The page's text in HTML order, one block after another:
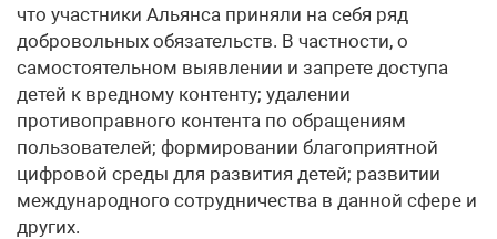
что участники Альянса приняли на себя ряд
добровольных обязательств. В частности, о
самостоятельном выявлении и запрете доступа
детей к вредному контенту; удалении
противоправного контента по обращениям
пользователей; формировании благоприятной
цифровой среды для развития детей; развитии
международного сотрудничества в данной сфере и
других.